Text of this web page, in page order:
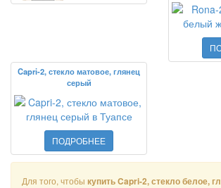
Capri-2, стекло матовое, глянец
серый
ПОДРОБНЕЕ
Для того, чтобы купить Capri-2, стекло белое,